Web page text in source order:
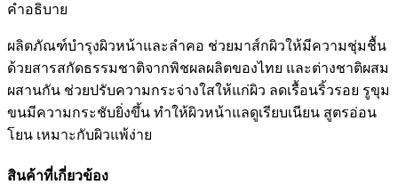
คำอธิบาย
ผลิตภัณฑ์บำรุงผิวหน้าและลำคอ ช่วยมาส์กผิวให้มีความชุ่มชื้น
ด้วยสารสกัดธรรมชาติจากพิชผลผลิตของไทย และต่างชาติผสม
ผสานกัน ช่วยปรับความกระจ่างใสให้แก่ผิว ลดเรื้อนริ้วรอย รูขุม
ขนมีความกระชับยิ่งขึ้น ทำให้ผิวหน้าแลดูเรียบเนียน สูตรอ่อน
โยน เหมาะกับผิวแพ้ง่าย
สินค้าที่เกี่ยวข้อง